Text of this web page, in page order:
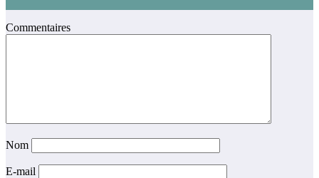
Commentaires
Nom
E-mail